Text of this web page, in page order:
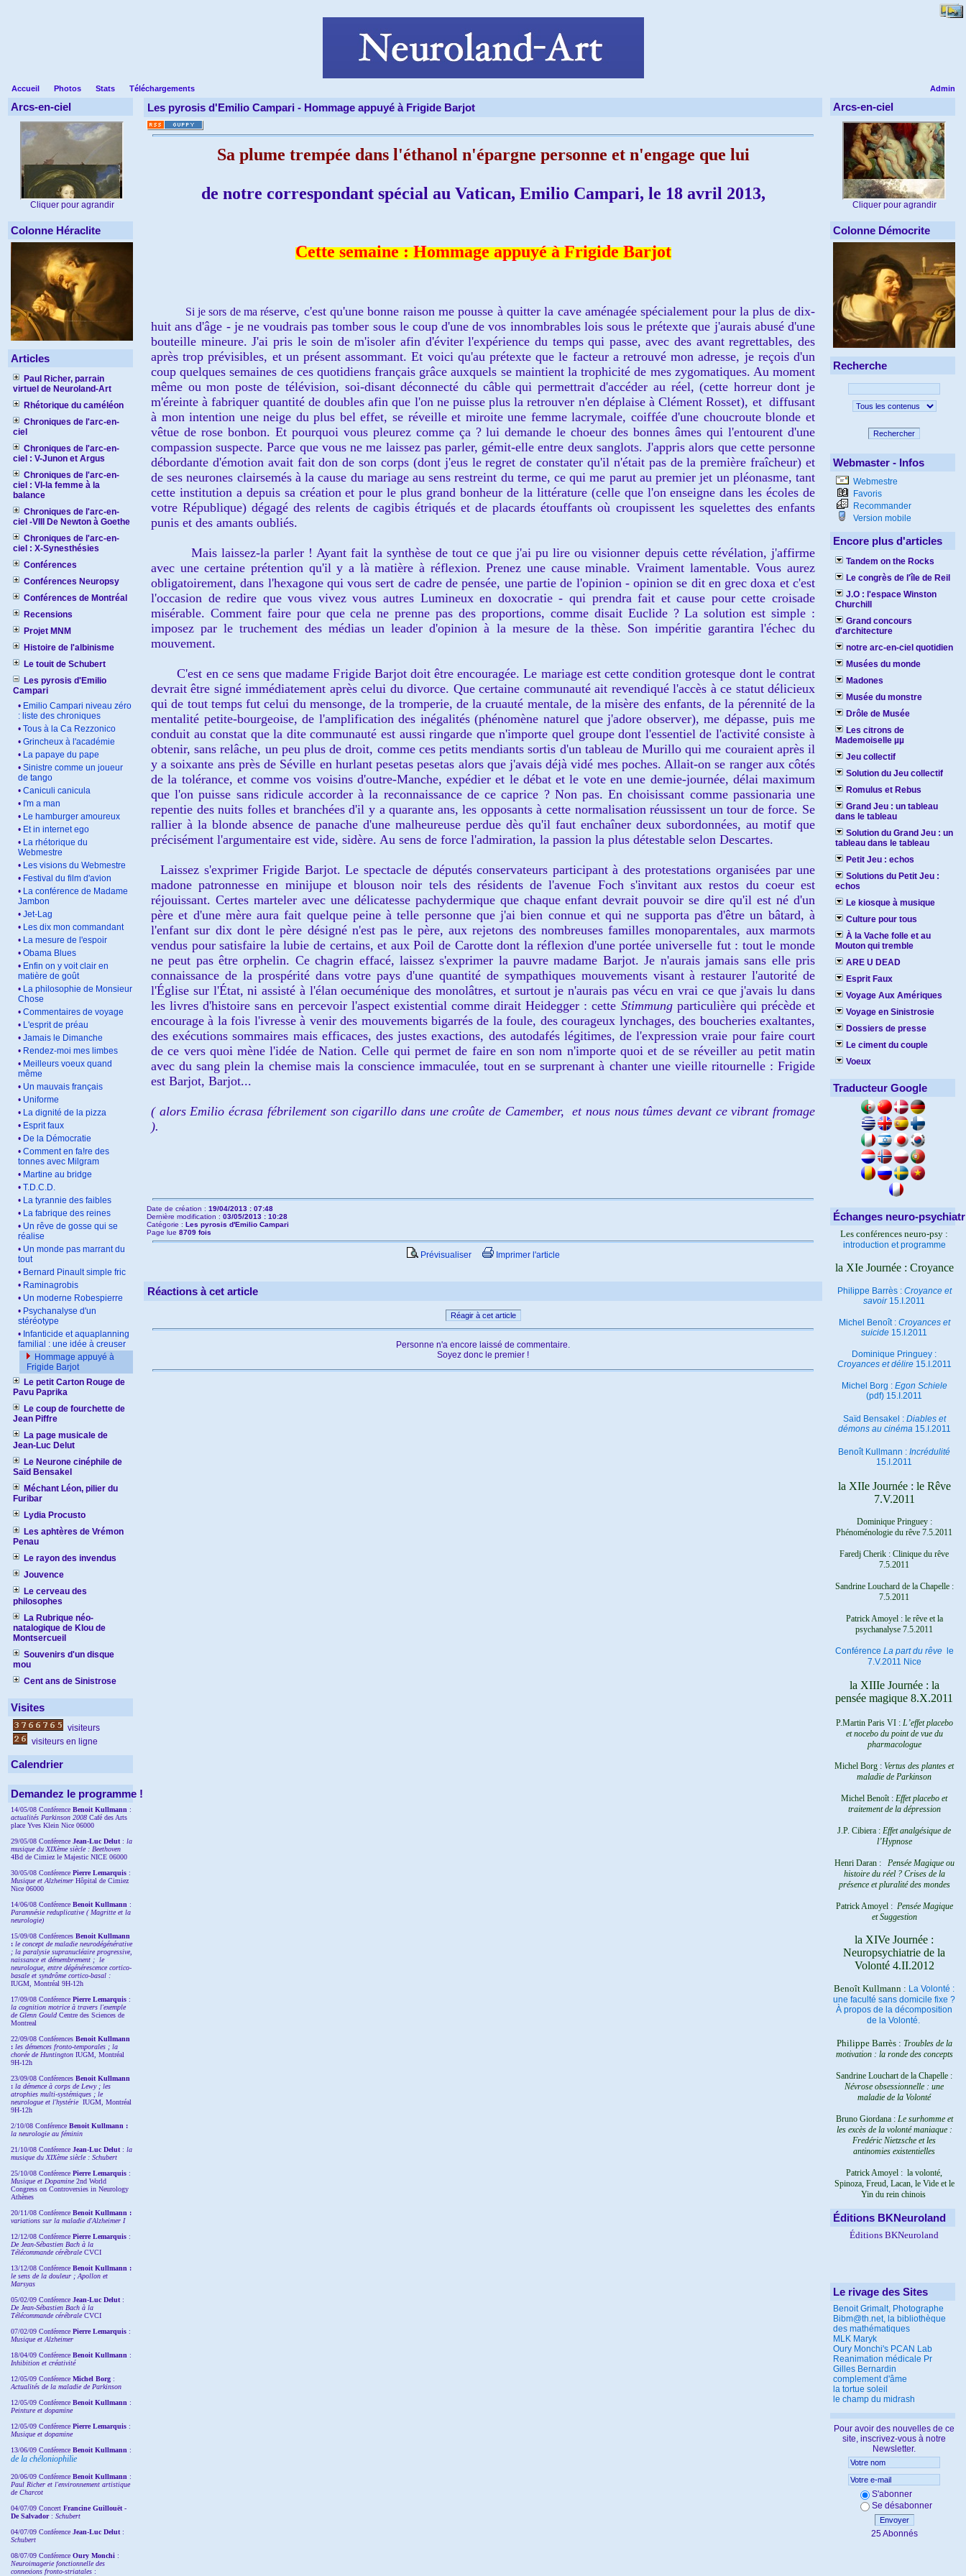
Admin
Accueil Photos Stats Téléchargements
Arcs-en-ciel
Cliquer pour agrandir
Colonne Héraclite
Articles
Paul Richer, parrain
virtuel de Neuroland-Art
Rhétorique du caméléon
Chroniques de l'arc-en-
ciel
Chroniques de l'arc-en-
ciel : V-Junon et Argus
Chroniques de l'arc-en-
ciel : VI-la femme à la
balance
Chroniques de l'arc-en-
ciel -VIII De Newton à Goethe
Chroniques de l'arc-en-
ciel : X-Synesthésies
Conférences
Conférences Neuropsy
Conférences de Montréal
Recensions
Projet MNM
Histoire de l'albinisme
Le touit de Schubert
Les pyrosis d'Emilio
Campari
• Emilio Campari niveau zéro
: liste des chroniques
• Tous à la Ca Rezzonico
• Grincheux à l'académie
• La papaye du pape
• Sinistre comme un joueur
de tango
• Caniculi canicula
• I'm a man
• Le hamburger amoureux
• Et in internet ego
• La rhétorique du
Webmestre
• Les visions du Webmestre
• Festival du film d'avion
• La conférence de Madame
Jambon
• Jet-Lag
• Les dix mon commandant
• La mesure de l'espoir
• Obama Blues
• Enfin on y voit clair en
matière de goût
• La philosophie de Monsieur
Chose
• Commentaires de voyage
• L'esprit de préau
• Jamais le Dimanche
• Rendez-moi mes limbes
• Meilleurs voeux quand
même
• Un mauvais français
• Uniforme
• La dignité de la pizza
• Esprit faux
• De la Démocratie
• Comment en fa!re des
tonnes avec Milgram
• Martine au bridge
• T.D.C.D.
• La tyrannie des faibles
• La fabrique des reines
• Un rêve de gosse qui se
réalise
• Un monde pas marrant du
tout
• Bernard Pinault simple fric
• Raminagrobis
• Un moderne Robespierre
• Psychanalyse d'un
stéréotype
• Infanticide et aquaplanning
familial : une idée à creuser
Hommage appuyé à
Frigide Barjot
Le petit Carton Rouge de
Pavu Paprika
Le coup de fourchette de
Jean Piffre
La page musicale de
Jean-Luc Delut
Le Neurone cinéphile de
Saïd Bensakel
Méchant Léon, pilier du
Furibar
Lydia Procusto
Les aphtères de Vrémon
Penau
Le rayon des invendus
Jouvence
Le cerveau des
philosophes
La Rubrique néo-
natalogique de Klou de
Montsercueil
Souvenirs d'un disque
mou
Cent ans de Sinistrose
Visites
visiteurs
visiteurs en ligne
Calendrier
Demandez le programme !
14/05/08 Conférence Benoit Kullmann :
actualités Parkinson 2008 Café des Arts
place Yves Klein Nice 06000
29/05/08 Conférence Jean-Luc Delut : la
musique du XIXème siècle : Beethoven
4Bd de Cimiez le Majestic NICE 06000
30/05/08 Conférence Pierre Lemarquis :
Musique et Alzheimer Hôpital de Cimiez
Nice 06000
14/06/08 Conférence Benoit Kullmann :
Paramnésie reduplicative ( Magritte et la
neurologie)
15/09/08 Conférences Benoit Kullmann
: le concept de maladie neurodégénérative
; la paralysie supranucléaire progressive,
naissance et démembrement ; le
neurologue, entre dégénérescence cortico-
basale et syndrôme cortico-basal :
IUGM, Montréal 9H-12h
17/09/08 Conférence Pierre Lemarquis :
la cognition motrice à travers l'exemple
de Glenn Gould Centre des Sciences de
Montreal
22/09/08 Conférences Benoit Kullmann
: les démences fronto-temporales ; la
chorée de Huntington IUGM, Montréal
9H-12h
23/09/08 Conférences Benoit Kullmann
: la démence à corps de Lewy ; les
atrophies multi-systémiques ; le
neurologue et l'hystérie IUGM, Montréal
9H-12h
2/10/08 Conférence Benoit Kullmann :
la neurologie au féminin
21/10/08 Conférence Jean-Luc Delut : la
musique du XIXème siècle : Schubert
25/10/08 Conférence Pierre Lemarquis :
Musique et Dopamine2nd World
Congress on Controversies in Neurology
Athènes
20/11/08 Conférence Benoit Kullmann :
variations sur la maladie d'Alzheimer I
12/12/08 Conférence Pierre Lemarquis :
De Jean-Sébastien Bach à la
Télécommande cérébraleCVCI
13/12/08 Conférence Benoit Kullmann :
le sens de la douleur ; Apollon et
Marsyas
05/02/09 Conférence Jean-Luc Delut :
De Jean-Sébastien Bach à la
Télécommande cérébraleCVCI
07/02/09 Conférence Pierre Lemarquis :
Musique et Alzheimer
18/04/09 Conférence Benoit Kullmann :
Inhibition et créativité
12/05/09 Conférence Michel Borg :
Actualités de la maladie de Parkinson
12/05/09 Conférence Benoit Kullmann :
Peinture et dopamine
12/05/09 Conférence Pierre Lemarquis :
Musique et dopamine
13/06/09 Conférence Benoit Kullmann :
de la chéloniophilie
20/06/09 Conférence Benoit Kullmann :
Paul Richer et l'environnement artistique
de Charcot
04/07/09 Concert Francine Guillouët -
De Salvador : Schubert
04/07/09 Conférence Jean-Luc Delut :
Schubert
08/07/09 Conférence Oury Monchi :
Neuroimagerie fonctionnelle des
connexions fronto-striatales :
Les pyrosis d'Emilio Campari - Hommage appuyé à Frigide Barjot
Sa plume trempée dans l'éthanol n'épargne personne et n'engage que lui
de notre correspondant spécial au Vatican, Emilio Campari, le 18 avril 2013,
Cette semaine : Hommage appuyé à Frigide Barjot
Si je sors de ma réserve, c'est qu'une bonne raison me pousse à quitterla cave aménagée spécialement pour la plus de dix-
huit ans d'âge - je ne voudrais pas tomber sous le coup d'une de vos innombrables lois sous le prétexte que j'aurais abusé d'une
bouteille mineure. J'ai pris le soin de m'isoler afin d'éviter l'expérience dutemps qui passe, avec des avant regrettables, des
aprèstrop prévisibles, et un présent assommant. Et voici qu'au prétexte que le facteur a retrouvé mon adresse, je reçois d'un
coup quelques semaines de ces quotidiens français grâce auxquels se maintient la trophicité de mes zygomatiques. Au moment
même ou mon poste de télévision, soi-disant déconnecté du câble qui permettrait d'accéder au réel, (cette horreur dont je
m'éreinte à fabriquer quantité de doubles afin que l'on ne puisse plus la retrouver n'en déplaise àClément Rosset), et diffusant
à mon intention une neige du plus bel effet, se réveille et miroiteune femme lacrymale, coiffée d'une choucrouteblonde et
vêtue de rose bonbon. Et pourquoi vous pleurez comme ça ?lui demande le choeur des bonnes âmes qui l'entourent d'une
compassion suspecte. Parce que vous ne me laissez pas parler, gémit-elle entre deux sanglots. J'appris alors que cette personne
débordante d'émotion avait faitdon de son corps (dont j'eusle regret de constater qu'il n'était pas de la première fraîcheur) et
de ses neurones clairsemés à la cause du mariage au sens restreint duterme, ce qui me parut aupremier jet un pléonasme, tant
cette institution adepuis sa création et pour le plus grand bonheur de la littérature (celle que l'on enseigne dans les écoles de
votre République) dégagé des relents de cagibis étriqués et de placardsétouffants où croupissent les squelettes des enfants
punis et des amants oubliés.
Mais laissez-la parler ! Ayant fait la synthèse de tout ce que j'ai pu lire ou visionner depuis cette révélation, j'affirme
avec une certaine prétention qu'il y a là matière à réflexion. Prenez une cause minable. Vraiment lamentable. Vous aurez
obligatoirement, dans l'hexagone qui vous sert de cadre de pensée, une partie de l'opinion - opinion se dit en grec doxa et c'est
l'occasion de redire que vous vivez vous autres Lumineux en doxocratie- qui prendra fait et cause pour cettecroisade
misérable. Comment faire pour que cela neprenne pas des proportions, comme disait Euclide ? La solution est simple :
imposez par le truchement des médias un leader d'opinion à la mesurede la thèse. Son impéritie garantira l'échec du
mouvement.
C'est en ce sens que madame Frigide Barjot doit être encouragée. Le mariage est cette condition grotesque dont le contrat
devrait être signéimmédiatement aprèscelui dudivorce. Que certaine communautéait revendiqué l'accès à ce statut délicieux
qui de tout temps fut celui du mensonge, de la tromperie, de la cruauté mentale, de la misère des enfants, de la pérennité de la
mentalité petite-bourgeoise, de l'amplification des inégalités (phénomène naturel que j'adore observer), me dépasse, puis me
conduit au constat que la dite communauté est aussi ringarde que n'importe quelgroupedont l'essentiel de l'activité consiste à
obtenir, sans relâche, un peu plus de droit, comme ces petits mendiantssortis d'un tableau de Murilloqui me couraient après il
y a soixante ans près de Séville en hurlant pesetas pesetas alors que j'avais déjà vidé mes poches. Allait-on se ranger aux côtés
de la tolérance, et comme vos voisins d'outre-Manche, expédier et le débat et le vote en une demie-journée, délaimaximum
que l'on puisse sans ridicule accorder àla reconnaissance de ce caprice ? Non pas.En choisissant comme passionaria une
repentie des nuits folles et branchées d'il y a quarante ans, les opposants à cette normalisationréussissent un tour de force. Se
rallier à la blonde absence de panache d'une malheureuse perdue dès qu'il faut enchaîner deux subordonnées, au motif que
précisément l'argumentaire est vide, sidère. Au sens de force l'admiration, la passion la plus détestable selon Descartes.
Laissez s'exprimer Frigide Barjot. Le spectacle de députés conservateurs participant à des protestations organisées par une
madone patronnesse en minijupe et blouson noir tels des résidents de l'avenue Foch s'invitant aux restos du coeurest
réjouissant. Certes marteler avec une délicatesse pachydermiqueque chaque enfant devrait pouvoir se dire qu'il est né d'un
père et d'une mère aura fait quelque peineà telle personne que j'aibien connue et qui ne supporta pas d'être un bâtard,à
l'enfant sur dixdont le père désigné n'est pas le père, aux rejetons des nombreusesfamilles monoparentales, auxmarmots
vendus pour satisfaire la lubie de certains,et auxPoil de Carotte dont la réflexion d'une portée universelle fut : tout le monde
ne peut pas être orphelin. Ce chagrin effacé, laissez s'exprimer la pauvre madame Barjot. Je n'aurais jamaissans elle pris
connaissance de la prospérité dansvotre pays d'une quantité de sympathiques mouvements visant à restaurer l'autorité de
l'Église sur l'État, ni assisté à l'élan oecuménique des monolâtres, et surtoutje n'aurais pasvécuen vrai ce que j'avais lu dans
les livres d'histoire sans en percevoir l'aspect existential comme dirait Heidegger : cette Stimmung particulière qui précède et
encourage à la fois l'ivresse à venir des mouvements bigarrés de la foule, des courageux lynchages, des boucheries exaltantes,
des exécutions sommaires mais efficaces, des justes exactions, des autodafés légitimes,de l'expression vraie pour faire court
de ce vers quoimènel'idée de Nation. Celle qui permet de faire en son nom n'importe quoi et de se réveiller au petit matin
avec du sang plein la chemise mais la conscience immaculée, tout ense surprenant à chanter une vieille ritournelle : Frigide
est Barjot, Barjot...
( alorsEmilio écrasa fébrilement son cigarillo dans une croûte de Camember, et nous nous tûmes devant ce vibrant fromage
).
Date de création : 19/04/2013 : 07:48
Dernière modification : 03/05/2013 : 10:28
Catégorie : Les pyrosis d'Emilio Campari
Page lue 8709 fois
Prévisualiser Imprimer l'article
Réactions à cet article
Réagir à cet article
Personne n'a encore laissé de commentaire.
Soyez donc le premier !
Arcs-en-ciel
Cliquer pour agrandir
Colonne Démocrite
Recherche
Rechercher
Webmaster - Infos
Webmestre
Favoris
Recommander
Version mobile
Encore plus d'articles
Tandem on the Rocks
Le congrès de l'île de Reil
J.O : l'espace Winston
Churchill
Grand concours
d'architecture
notre arc-en-ciel quotidien
Musées du monde
Madones
Musée du monstre
Drôle de Musée
Les citrons de
Mademoiselle µµ
Jeu collectif
Solution du Jeu collectif
Romulus et Rebus
Grand Jeu : un tableau
dans le tableau
Solution du Grand Jeu : un
tableau dans le tableau
Petit Jeu : echos
Solutions du Petit Jeu :
echos
Le kiosque à musique
Culture pour tous
À la Vache folle et au
Mouton qui tremble
ARE U DEAD
Esprit Faux
Voyage Aux Amériques
Voyage en Sinistrosie
Dossiers de presse
Le ciment du couple
Voeux
Traducteur Google
Échanges neuro-
Les conférences neuro-psy :
introduction et programme
la XIe Journée : Croyance
Philippe Barrès : Croyance et
savoir15.I.2011
Michel Benoît : Croyances et
suicide 15.I.2011
Dominique Pringuey :
Croyances et délire15.I.2011
Michel Borg : Egon Schiele
(pdf) 15.I.2011
Saïd Bensakel : Diables et
démons au cinéma 15.I.2011
Benoît Kullmann : Incrédulité
15.I.2011
la XIIe Journée : le Rêve
7.V.2011
Dominique Pringuey :
Phénoménologie du rêve 7.5.2011
Faredj Cherik : Clinique du rêve
7.5.2011
Sandrine Louchard de la Chapelle :
7.5.2011
Patrick Amoyel : le rêve et la
psychanalyse 7.5.2011
Conférence La part du rêve
le
7.V.2011 Nice
la XIIIe Journée : la
pensée magique 8.X.2011
P.Martin Paris VI : L’effet placebo
et nocebo du point de vue du
pharmacologue
Michel Borg : Vertus des plantes et
maladie de Parkinson
Michel Benoît : Effet placebo et
traitement de la dépression
J.P. Cibiera : Effet analgésique de
l’Hypnose
Henri Daran : Pensée Magique ou
histoire du réel ?Crises de la
présence et pluralité des mondes
Patrick Amoyel : Pensée Magique
et Suggestion
la XIVe Journée :
Neuropsychiatrie de la
Volonté 4.II.2012
Benoît Kullmann : La Volonté :
une faculté sans domicile fixe ?
À propos de la décomposition
de la Volonté.
Philippe Barrès : Troubles de la
motivation : la ronde des concepts
Sandrine Louchart de la Chapelle :
Névrose obsessionnelle : une
maladie de la Volonté
Bruno Giordana : Le surhomme et
les excès de la volonté maniaque :
Fredéric Nietzsche et les
antinomies existentielles
Patrick Amoyel : la volonté,
Spinoza, Freud, Lacan, le Vide et le
Yin du rein chinois
Éditions BKNeuroland
Éditions BKNeuroland
Le rivage des Sites
Benoit Grimalt, Photographe
Bibm@th.net, la bibliothèque
des mathématiques
MLK Maryk
Oury Monchi's PCAN Lab
Reanimation médicale Pr
Gilles Bernardin
complement d'âme
la tortue soleil
le champ du midrash
Pour avoir des nouvelles de ce
site, inscrivez-vous à notre
Newsletter.
S'abonner
Se désabonner
Envoyer
25 Abonnés